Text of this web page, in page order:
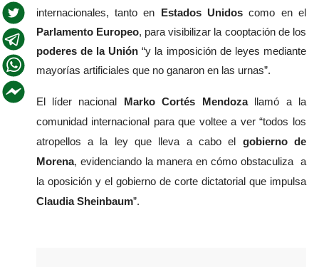
internacionales, tanto en Estados Unidos como en el
Parlamento Europeo
poderes de la Unión “y la imposición de leyes mediante
mayorías artificiales que no ganaron en las urnas”.
El líder nacional Marko Cortés Mendoza llamó a la
comunidad internacional para que voltee a ver “todos los
atropellos a la ley que lleva a cabo el gobierno de
Morena, evidenciando la manera en cómo obstaculiza  a
la oposición y el gobierno de corte dictatorial que impulsa
Claudia Sheinbaum”.